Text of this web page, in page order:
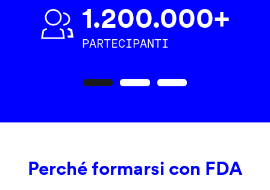
1.200.000+
PARTECIPANTI
Perché formarsi con FDA